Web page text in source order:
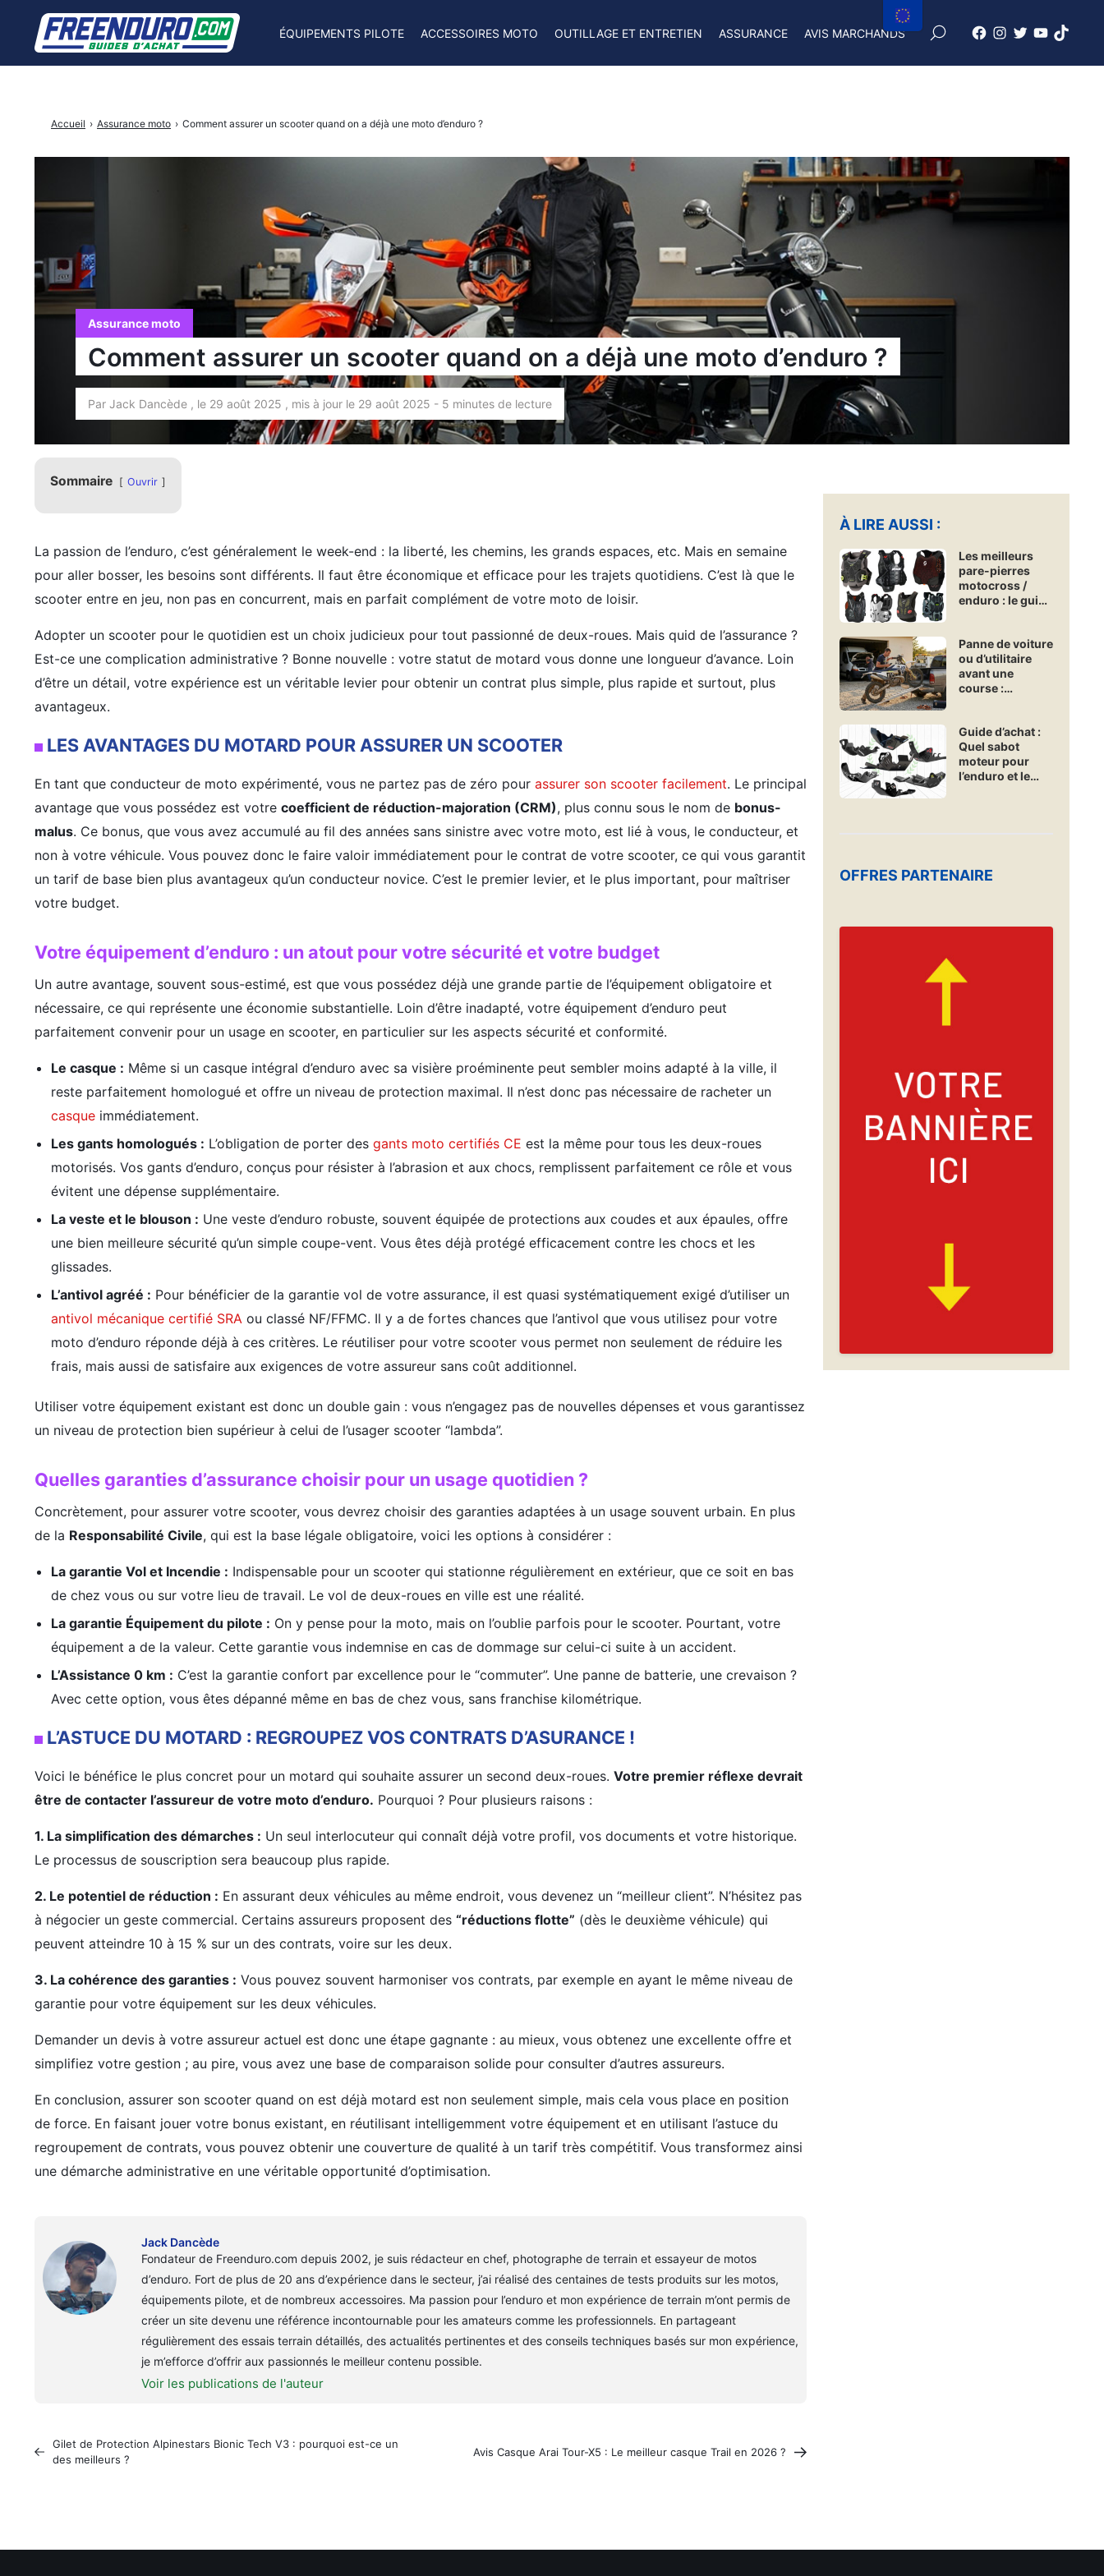
Assurance moto
Comment assurer un scooter quand on a déjà une moto d’enduro ?
Par Jack Dancède , le 29 août 2025 , mis à jour le 29 août 2025 - 5 minutes de lecture
Accueil › Assurance moto › Comment assurer un scooter quand on a déjà une moto d’enduro ?
Sommaire Ouvrir
La passion de l’enduro, c’est généralement le week-end : la liberté, les chemins, les grands espaces, etc. Mais en semaine
pour aller bosser, les besoins sont différents. Il faut être économique et efficace pour les trajets quotidiens. C’est là que le
scooter entre en jeu, non pas en concurrent, mais en parfait complément de votre moto de loisir.
Adopter un scooter pour le quotidien est un choix judicieux pour tout passionné de deux-roues. Mais quid de l’assurance ?
Est-ce une complication administrative ? Bonne nouvelle : votre statut de motard vous donne une longueur d’avance. Loin
d’être un détail, votre expérience est un véritable levier pour obtenir un contrat plus simple, plus rapide et surtout, plus
avantageux.
LES AVANTAGES DU MOTARD POUR ASSURER UN SCOOTER
En tant que conducteur de moto expérimenté, vous ne partez pas de zéro pour assurer son scooter facilement. Le principal
avantage que vous possédez est votre coefficient de réduction-majoration (CRM), plus connu sous le nom de bonus-
malus. Ce bonus, que vous avez accumulé au fil des années sans sinistre avec votre moto, est lié à vous, le conducteur, et
non à votre véhicule. Vous pouvez donc le faire valoir immédiatement pour le contrat de votre scooter, ce qui vous garantit
un tarif de base bien plus avantageux qu’un conducteur novice. C’est le premier levier, et le plus important, pour maîtriser
votre budget.
Votre équipement d’enduro : un atout pour votre sécurité et votre budget
Un autre avantage, souvent sous-estimé, est que vous possédez déjà une grande partie de l’équipement obligatoire et
nécessaire, ce qui représente une économie substantielle. Loin d’être inadapté, votre équipement d’enduro peut
parfaitement convenir pour un usage en scooter, en particulier sur les aspects sécurité et conformité.
Le casque : Même si un casque intégral d’enduro avec sa visière proéminente peut sembler moins adapté à la ville, il
reste parfaitement homologué et offre un niveau de protection maximal. Il n’est donc pas nécessaire de racheter un
casque immédiatement.
Les gants homologués : L’obligation de porter des gants moto certifiés CE est la même pour tous les deux-roues
motorisés. Vos gants d’enduro, conçus pour résister à l’abrasion et aux chocs, remplissent parfaitement ce rôle et vous
évitent une dépense supplémentaire.
La veste et le blouson : Une veste d’enduro robuste, souvent équipée de protections aux coudes et aux épaules, offre
une bien meilleure sécurité qu’un simple coupe-vent. Vous êtes déjà protégé efficacement contre les chocs et les
glissades.
L’antivol agréé : Pour bénéficier de la garantie vol de votre assurance, il est quasi systématiquement exigé d’utiliser un
antivol mécanique certifié SRA ou classé NF/FFMC. Il y a de fortes chances que l’antivol que vous utilisez pour votre
moto d’enduro réponde déjà à ces critères. Le réutiliser pour votre scooter vous permet non seulement de réduire les
frais, mais aussi de satisfaire aux exigences de votre assureur sans coût additionnel.
Utiliser votre équipement existant est donc un double gain : vous n’engagez pas de nouvelles dépenses et vous garantissez
un niveau de protection bien supérieur à celui de l’usager scooter “lambda”.
Quelles garanties d’assurance choisir pour un usage quotidien ?
Concrètement, pour assurer votre scooter, vous devrez choisir des garanties adaptées à un usage souvent urbain. En plus
de la Responsabilité Civile, qui est la base légale obligatoire, voici les options à considérer :
La garantie Vol et Incendie : Indispensable pour un scooter qui stationne régulièrement en extérieur, que ce soit en bas
de chez vous ou sur votre lieu de travail. Le vol de deux-roues en ville est une réalité.
La garantie Équipement du pilote : On y pense pour la moto, mais on l’oublie parfois pour le scooter. Pourtant, votre
équipement a de la valeur. Cette garantie vous indemnise en cas de dommage sur celui-ci suite à un accident.
L’Assistance 0 km : C’est la garantie confort par excellence pour le “commuter”. Une panne de batterie, une crevaison ?
Avec cette option, vous êtes dépanné même en bas de chez vous, sans franchise kilométrique.
L’ASTUCE DU MOTARD : REGROUPEZ VOS CONTRATS D’ASURANCE !
Voici le bénéfice le plus concret pour un motard qui souhaite assurer un second deux-roues. Votre premier réflexe devrait
être de contacter l’assureur de votre moto d’enduro. Pourquoi ? Pour plusieurs raisons :
1. La simplification des démarches : Un seul interlocuteur qui connaît déjà votre profil, vos documents et votre historique.
Le processus de souscription sera beaucoup plus rapide.
2. Le potentiel de réduction : En assurant deux véhicules au même endroit, vous devenez un “meilleur client”. N’hésitez pas
à négocier un geste commercial. Certains assureurs proposent des “réductions flotte” (dès le deuxième véhicule) qui
peuvent atteindre 10 à 15 % sur un des contrats, voire sur les deux.
3. La cohérence des garanties : Vous pouvez souvent harmoniser vos contrats, par exemple en ayant le même niveau de
garantie pour votre équipement sur les deux véhicules.
Demander un devis à votre assureur actuel est donc une étape gagnante : au mieux, vous obtenez une excellente offre et
simplifiez votre gestion ; au pire, vous avez une base de comparaison solide pour consulter d’autres assureurs.
En conclusion, assurer son scooter quand on est déjà motard est non seulement simple, mais cela vous place en position
de force. En faisant jouer votre bonus existant, en réutilisant intelligemment votre équipement et en utilisant l’astuce du
regroupement de contrats, vous pouvez obtenir une couverture de qualité à un tarif très compétitif. Vous transformez ainsi
une démarche administrative en une véritable opportunité d’optimisation.
Jack Dancède
Fondateur de Freenduro.com depuis 2002, je suis rédacteur en chef, photographe de terrain et essayeur de motos
d’enduro. Fort de plus de 20 ans d’expérience dans le secteur, j’ai réalisé des centaines de tests produits sur les motos,
équipements pilote, et de nombreux accessoires. Ma passion pour l’enduro et mon expérience de terrain m’ont permis de
créer un site devenu une référence incontournable pour les amateurs comme les professionnels. En partageant
régulièrement des essais terrain détaillés, des actualités pertinentes et des conseils techniques basés sur mon expérience,
je m’efforce d’offrir aux passionnés le meilleur contenu possible.
Voir les publications de l'auteur
Gilet de Protection Alpinestars Bionic Tech V3 : pourquoi est-ce un
des meilleurs ?
Avis Casque Arai Tour-X5 : Le meilleur casque Trail en 2026 ?
À LIRE AUSSI :
Les meilleurs
pare-pierres
motocross /
enduro : le guide
Panne de voiture
ou d’utilitaire
avant une
course :
véhicule de
secours en
urgence ?
Guide d’achat :
Quel sabot
moteur pour
l’enduro et le
OFFRES PARTENAIRE
ÉQUIPEMENTS PILOTE ACCESSOIRES MOTO OUTILLAGE ET ENTRETIEN ASSURANCE AVIS MARCHANDS
Facebook
Freenduro
Instagram
Freenduro
X
Freenduro
Youtube
Freenduro
tiktok
×
: